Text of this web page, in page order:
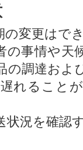
変更はで
事情や天
の調達およ
れること
況を確認